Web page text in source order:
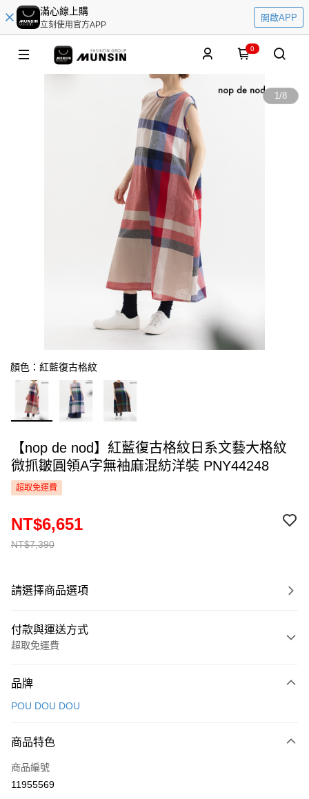
滿心線上購
立刻使用官方APP
開啟APP
0
1/8
顏色：紅藍復古格紋
【nop de nod】紅藍復古格紋日系文藝大格紋
微抓皺圓領A字無袖麻混紡洋裝 PNY44248
超取免運費
NT$7,390
NT$6,651
請選擇商品選項
付款與運送方式
超取免運費
信用卡一次付款
LINE Pay
Apple Pay
品牌
POU DOU DOU
商品特色
商品編號
11955569